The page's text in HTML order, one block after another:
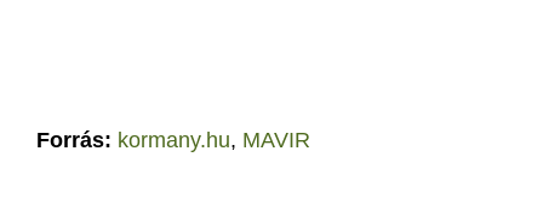
Forrás: kormany.hu, MAVIR